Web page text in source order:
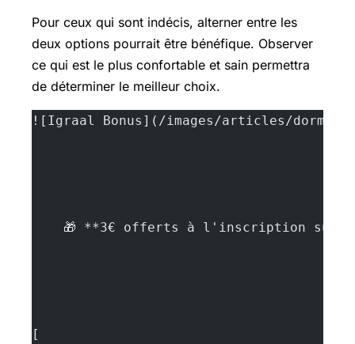
Pour ceux qui sont indécis, alterner entre les
deux options pourrait être bénéfique. Observer
ce qui est le plus confortable et sain permettra
de déterminer le meilleur choix.
![Igraal Bonus](/images/articles/dormir-
🎁 **3€ offerts à l'inscription sur
[